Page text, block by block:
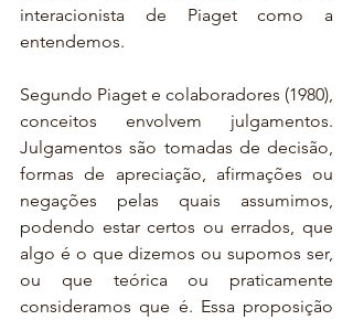
interacionista de Piaget como a
entendemos.
Segundo Piaget e colaboradores (1980),
conceitos envolvem julgamentos.
Julgamentos são tomadas de decisão,
formas de apreciação, afirmações ou
negações pelas quais assumimos,
podendo estar certos ou errados, que
algo é o que dizemos ou supomos ser,
ou que teórica ou praticamente
consideramos que é. Essa proposição